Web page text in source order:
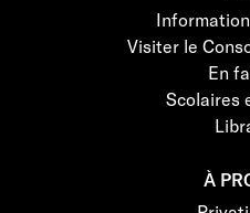
Visiter le
En
Scolaires
À